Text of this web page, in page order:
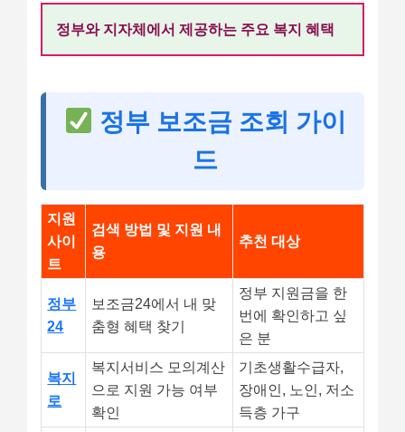
정부와 지자체에서 제공하는 주요 복지 혜택
정부 보조금 조회 가이
드
지원
사이
트
검색 방법 및 지원 내
용
추천 대상
정부
24
보조금24에서 내 맞
춤형 혜택 찾기
정부 지원금을 한
번에 확인하고 싶
은 분
복지
로
복지서비스 모의계산
으로 지원 가능 여부
확인
기초생활수급자,
장애인, 노인, 저소
득층 가구